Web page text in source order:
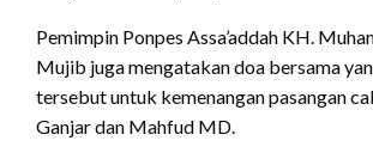
Pemimpin Ponpes Assa’addah KH.
Mujib juga mengatakan doa bersama
tersebut untuk kemenangan pasangan
Ganjar dan Mahfud MD.